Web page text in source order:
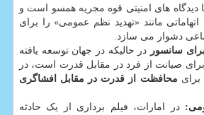
دیدگاه های امنیتی قوه مجریه همسو است و
اتهاماتی مانند «تهدید نظم عمومی» را برای
دشوار می سازد.
سانسور در حالیکه در جهان توسعه یافته
صیانت از فرد در مقابل قدرت است، در
محافظت از قدرت در مقابل افشاگری
در امارات، فیلم برداری از یک حادثه